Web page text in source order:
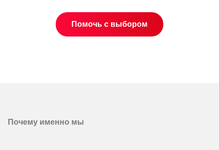
Помочь с выбором
Почему именно мы